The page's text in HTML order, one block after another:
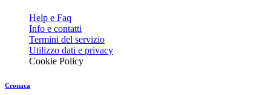
Help e Faq
Info e contatti
Termini del servizio
Utilizzo dati e privacy
Cookie Policy
Cronaca